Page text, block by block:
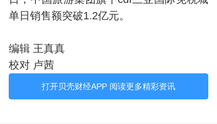
单日销售额突破1.2亿元。
编辑 王真真
校对 卢茜
打开贝壳财经APP 阅读更多精彩资讯